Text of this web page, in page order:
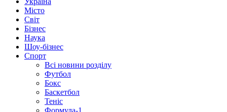
Місто
Світ
Бізнес
Наука
Шоу-бізнес
Спорт
Всі новини розділу
Футбол
Бокс
Баскетбол
Теніс
Формула-1